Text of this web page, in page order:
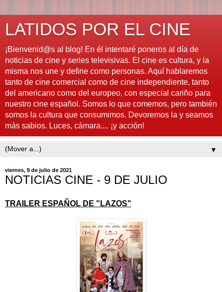
LATIDOS POR EL CINE
¡Bienvenid@s al blog! En él intentaré poneros al día de
noticias de cine y series televisivas. El cine es cultura, y la
misma nos une y define como personas. Aquí hablaremos
tanto de cine comercial como de cine independiente, tanto
del americano como del europeo, con especial cariño para
nuestro cine español. Somos lo que comemos, pero también
somos la cultura que consumimos. Devoremos la y seamos
más sabios. Luces, cámara.... ¡y acción!
▼
viernes, 9 de julio de 2021
NOTICIAS CINE - 9 DE JULIO
TRAILER ESPAÑOL DE "LAZOS"